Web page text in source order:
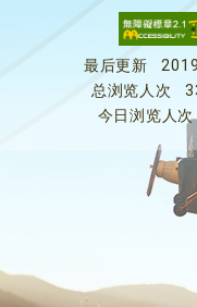
最后更新
总浏览人次
今日浏览人次